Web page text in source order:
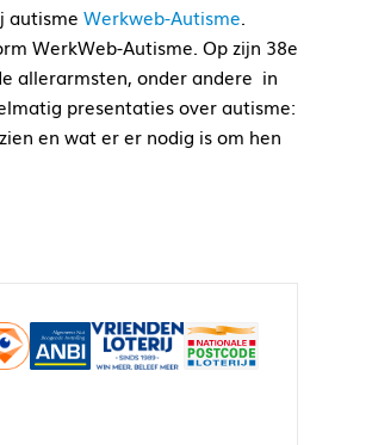
autisme Werkweb-Autisme.
WerkWeb-Autisme. Op zijn 38e
allerarmsten, onder andere in
presentaties over autisme:
en wat er er nodig is om hen